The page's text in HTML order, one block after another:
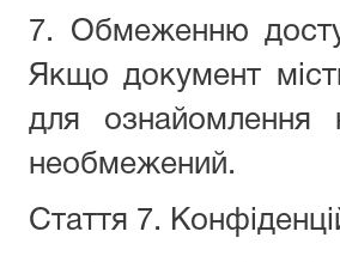
7. Обмеженню
Якщо документ
для ознайомлення
необмежений.
Стаття 7.